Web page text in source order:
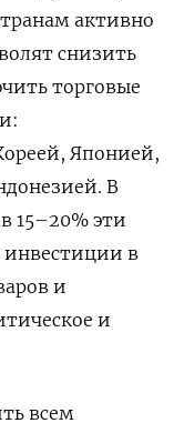
активно
снизить
торговые
Японией,
В
15–20% эти
инвестиции в
и
и
всем